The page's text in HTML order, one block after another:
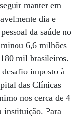
manter em
dia e
da saúde no
6,6 milhões
mil brasileiros.
imposto à
das Clínicas
nos cerca de 4
instituição. Para